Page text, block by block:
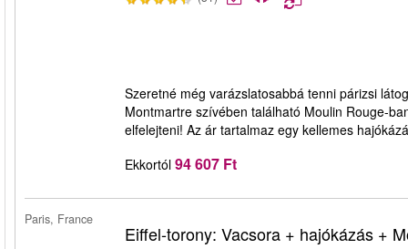
Szeretné még varázslatosabbá tenni párizsi
Montmartre szívében található Moulin Rouge-
elfelejteni! Az ár tartalmaz egy kellemes
Ekkortól 94 607 Ft
Paris, France
Eiffel-torony: Vacsora + hajókázás +